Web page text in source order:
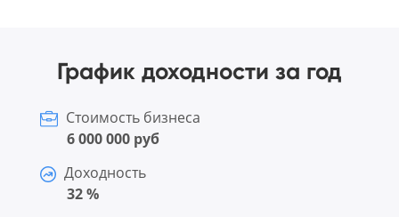
График доходности за год
Стоимость бизнеса
6 000 000 руб
Доходность
32 %